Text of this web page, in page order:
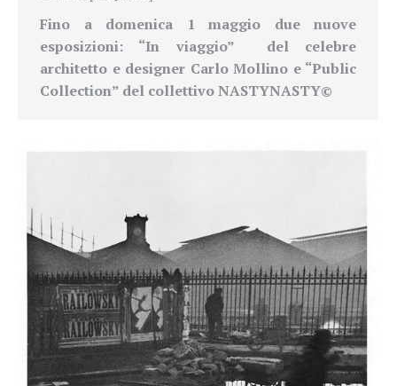
Fino a domenica 1 maggio due nuove
esposizioni: “In viaggio” del celebre
architetto e designer Carlo Mollino e “Public
Collection” del collettivo NASTYNASTY©